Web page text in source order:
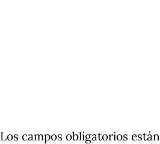
Los campos obligatorios